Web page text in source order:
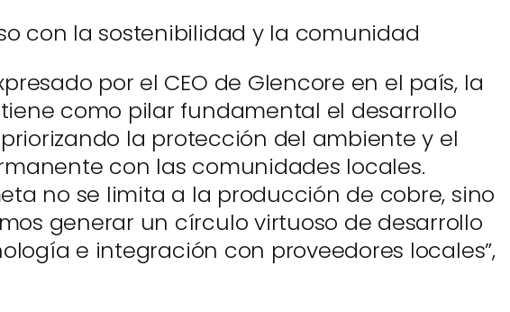
con la sostenibilidad y la comunidad
por el CEO de Glencore en el país, la
como pilar fundamental el desarrollo
la protección del ambiente y el
con las comunidades locales.
no se limita a la producción de cobre, sino
generar un círculo virtuoso de desarrollo
e integración con proveedores locales”,